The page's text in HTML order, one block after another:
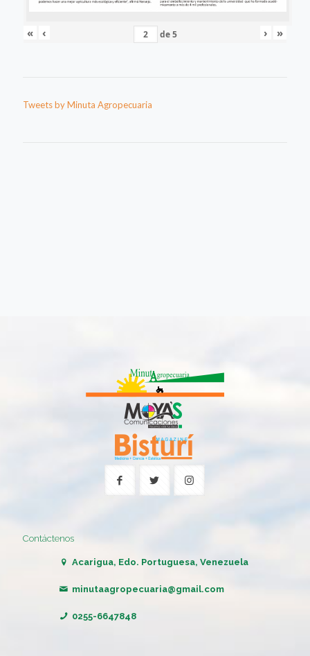
« ‹ de5 › »
Tweets by Minuta Agropecuaria
Contáctenos
Acarigua, Edo. Portuguesa, Venezuela
minutaagropecuaria@gmail.com
0255-6647848